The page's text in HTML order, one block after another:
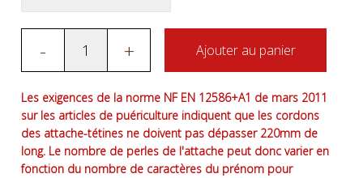
- + Ajouter au panier
Les exigences de la norme NF EN 12586+A1 de mars 2011
sur les articles de puériculture indiquent que les cordons
des attache-tétines ne doivent pas dépasser 220mm de
long. Le nombre de perles de l'attache peut donc varier en
fonction du nombre de caractères du prénom pour